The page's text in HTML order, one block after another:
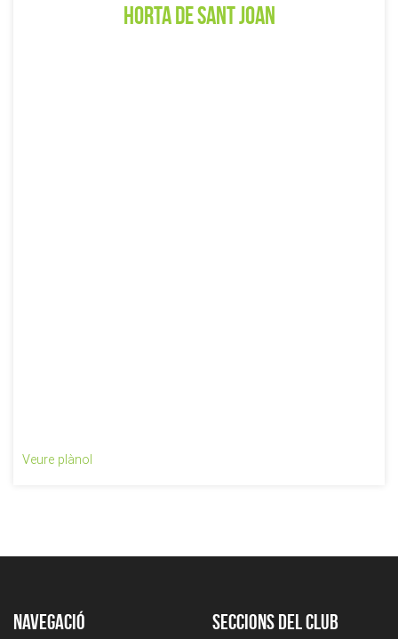
Horta de Sant Joan
Veure plànol
Navegació Seccions del club